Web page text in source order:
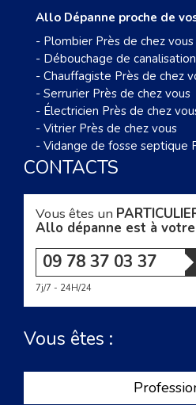
Allo Dépanne proche de
- Plombier Près de chez vous
- Débouchage de
- Chauffagiste Près de chez
- Serrurier Près de chez vous
- Électricien Près de chez
- Vitrier Près de chez vous
- Vidange de fosse septique
CONTACTS
Vous êtes un
Allo dépanne est à
09 78 37 03 37
7j/7 - 24H/24
Vous êtes :